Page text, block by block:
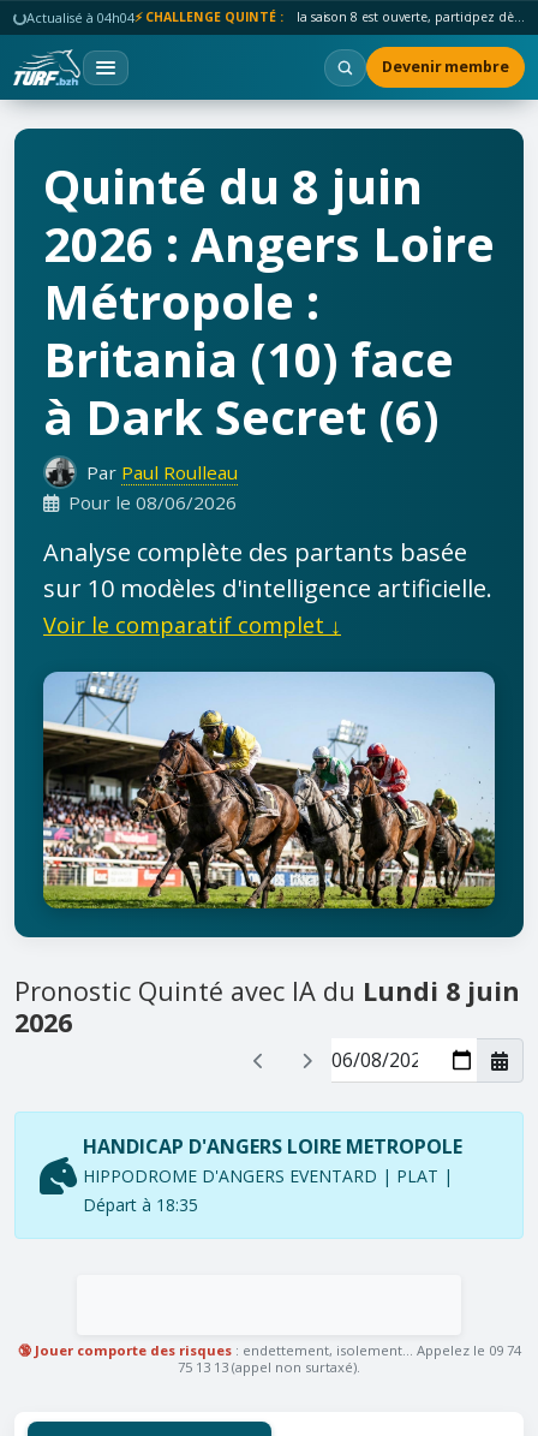
Actualisé à 04h04⚡ CHALLENGE QUINTÉ : la saison 8 est ouverte, participez dès maintenant !
Devenir membre
Quinté du 8 juin
2026 : Angers Loire
Métropole :
Britania (10) face
à Dark Secret (6)
Par Paul Roulleau
Pour le 08/06/2026
Analyse complète des partants basée
sur 10 modèles d'intelligence artificielle.
Voir le comparatif complet ↓
Pronostic Quinté avec IA du Lundi 8 juin
2026
HANDICAP D'ANGERS LOIRE METROPOLE
HIPPODROME D'ANGERS EVENTARD | PLAT |
Départ à 18:35
🔞 Jouer comporte des risques: endettement, isolement... Appelez le 09 74
75 13 13 (appel non surtaxé).